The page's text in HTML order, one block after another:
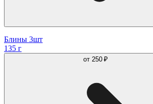
Блины 3шт
135 г
от 250 ₽